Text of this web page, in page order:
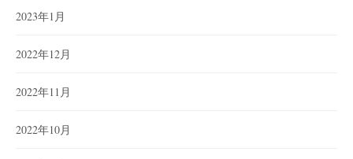
2023年1月
2022年12月
2022年11月
2022年10月